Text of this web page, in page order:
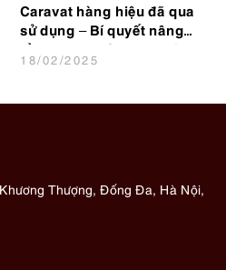
Caravat hàng hiệu đã qua
sử dụng – Bí quyết nâng
18/02/2025
Thượng, Đống Đa, Hà Nội,